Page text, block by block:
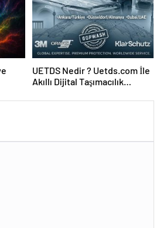
UETDS Nedir ? Uetds.com İle
Akıllı Dijital Taşımacılık